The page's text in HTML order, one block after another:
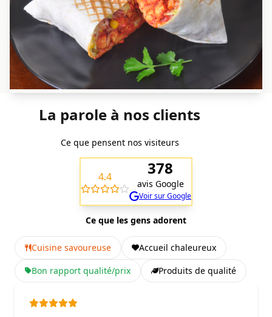
La parole à nos clients
Ce que pensent nos visiteurs
4.4 378
avis Google
Voir sur Google
Ce que les gens adorent
Cuisine savoureuse
Accueil chaleureux
Bon rapport qualité/prix
Produits de qualité